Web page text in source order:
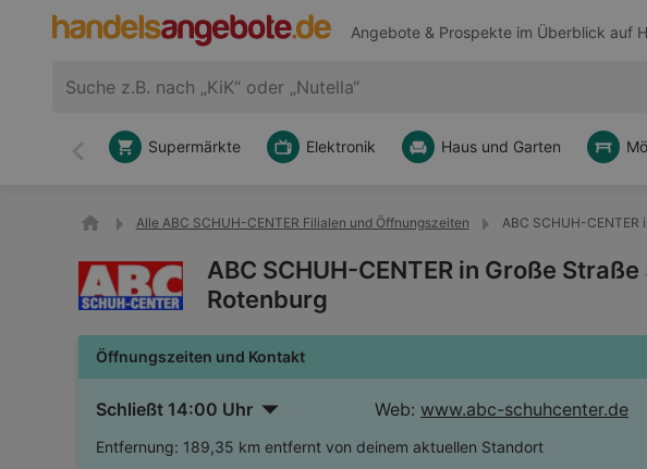
Angebote & Prospekte im Überblick auf
Zurück
Supermärkte Elektronik Haus und Garten
Alle ABC SCHUH-CENTER Filialen und Öffnungszeiten ABC SCHUH-
ABC SCHUH-CENTER in Große
Rotenburg
Öffnungszeiten und Kontakt
Schließt 14:00 Uhr Web: www.abc-schuhcenter.de
Entfernung: 189,35 km entfernt von deinem aktuellen Standort